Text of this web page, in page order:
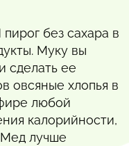
без сахара в
Муку вы
сделать ее
овсяные хлопья в
любой
калорийности,
лучше